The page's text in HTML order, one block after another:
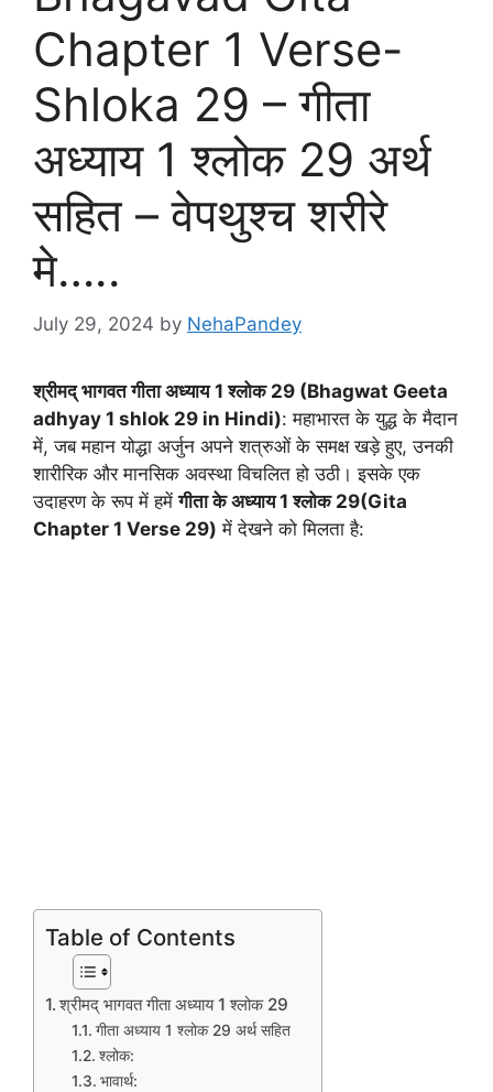
Chapter 1 Verse-
Shloka 29 – गीता
अध्याय 1 श्लोक 29 अर्थ
सहित – वेपथुश्च शरीरे
मे…..
July 29, 2024 by NehaPandey
श्रीमद् भागवत गीता अध्याय 1 श्लोक 29 (Bhagwat Geeta
adhyay 1 shlok 29 in Hindi): महाभारत के युद्ध के मैदान
में, जब महान योद्धा अर्जुन अपने शत्रुओं के समक्ष खड़े हुए, उनकी
शारीरिक और मानसिक अवस्था विचलित हो उठी। इसके एक
उदाहरण के रूप में हमेंगीता के अध्याय 1 श्लोक 29(Gita
Chapter 1 Verse 29) में देखने को मिलता है:
Table of Contents
श्रीमद् भागवत गीता अध्याय 1 श्लोक 29
गीता अध्याय 1 श्लोक 29 अर्थ सहित
श्लोक:
भावार्थ: